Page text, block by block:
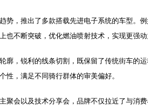
势，推出了多款搭载先进电子系统的车型。
不断突破，优化燃油喷射技术，实现更强
廓，锐利的线条切割，既保留了传统街车的
性，满足不同骑行群体的审美偏好。
聚会以及技术分享会，品牌不仅拉近了与消